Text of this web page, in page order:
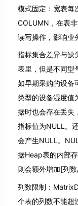
模式固定：宽表每
COLUMN，在表
读写操作，影响业
指标集合差异与缺
表里，但是不同型
如早期采购的设备
类型的设备湿度值
据时也会存在丢失
指标值为NULL。
会产生NULL。
据Heap表的内部
则会额外增加[列
列数限制：
个表的列数不能超